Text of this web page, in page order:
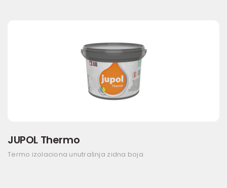
JUPOL Thermo
Termo izolaciona unutrašnja zidna boja